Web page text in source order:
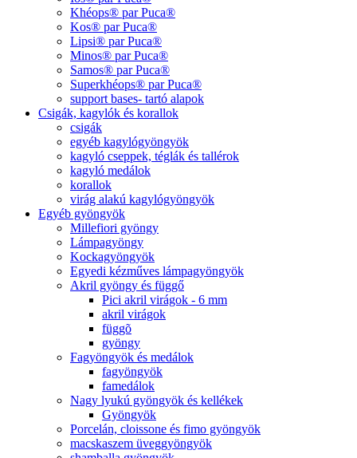
Khéops® par Puca®
Kos® par Puca®
Lipsi® par Puca®
Minos® par Puca®
Samos® par Puca®
Superkhéops® par Puca®
support bases- tartó alapok
Csigák, kagylók és korallok
csigák
egyéb kagylógyöngyök
kagyló cseppek, téglák és tallérok
kagyló medálok
korallok
virág alakú kagylógyöngyök
Egyéb gyöngyök
Millefiori gyöngy
Lámpagyöngy
Kockagyöngyök
Egyedi kézműves lámpagyöngyök
Akril gyöngy és függő
Pici akril virágok - 6 mm
akril virágok
függõ
gyöngy
Fagyöngyök és medálok
fagyöngyök
famedálok
Nagy lyukú gyöngyök és kellékek
Gyöngyök
Porcelán, cloissone és fimo gyöngyök
macskaszem üveggyöngyök